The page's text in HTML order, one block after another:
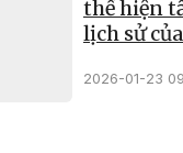
thể hiện
lịch sử
2026-01-23